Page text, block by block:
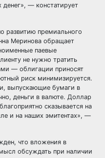
денег», — констатирует
развитию премиального
Меринова обращает
паевые
не нужно тратить
— облигации приносят
риск минимизируется.
выпускающие бумаги в
деньги в валюте. Доллар
сказывается на
и на наших эмитентах», —
что вложения в
обсуждать при наличии